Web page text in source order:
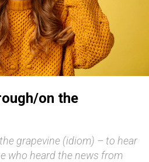
on the
grapevine (idiom) – to hear
who heard the news from